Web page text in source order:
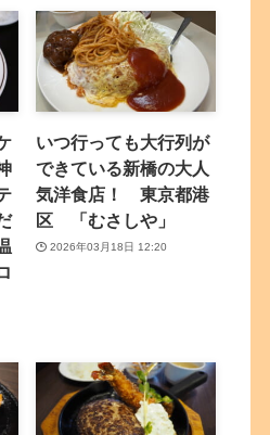
いつ行っても大行列が
できている新橋の大人
気洋食店！ 東京都港
区 「むさしや」
2026年03月18日 12:20